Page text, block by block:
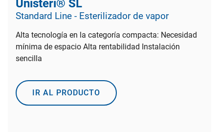
Unisteri® SL
Standard Line - Esterilizador de vapor
Alta tecnología en la categoría compacta: Necesidad
mínima de espacio Alta rentabilidad Instalación
sencilla
IR AL PRODUCTO